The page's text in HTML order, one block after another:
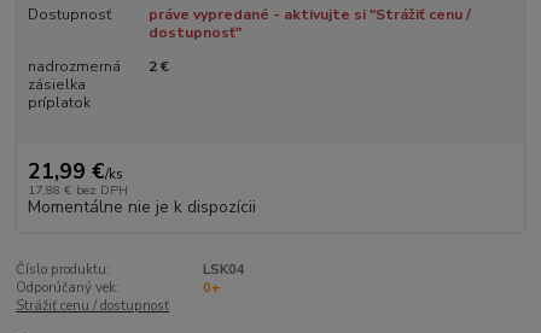
Dostupnosť
práve vypredané - aktivujte si "Strážiť cenu /
dostupnosť"
nadrozmerná
zásielka
príplatok
2 €
21,99 €/ks
17,88 € bez DPH
Momentálne nie je k dispozícii
Číslo produktu:
LSK04
Odporúčaný vek:
0+
Strážiť cenu / dostupnosť